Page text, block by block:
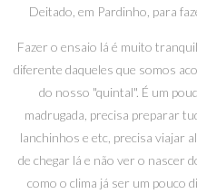
Deitado, em Pardinho, para
Fazer o ensaio lá é muito
diferente daqueles que somos
do nosso "quintal". É um
madrugada, precisa preparar
lanchinhos e etc, precisa viajar
de chegar lá e não ver o nascer
como o clima já ser um pouco